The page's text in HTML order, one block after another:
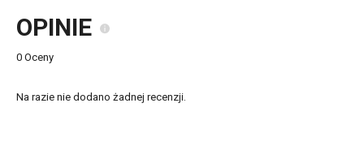
OPINIE
0 Oceny
Na razie nie dodano żadnej recenzji.